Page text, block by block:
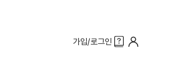
가입/로그인